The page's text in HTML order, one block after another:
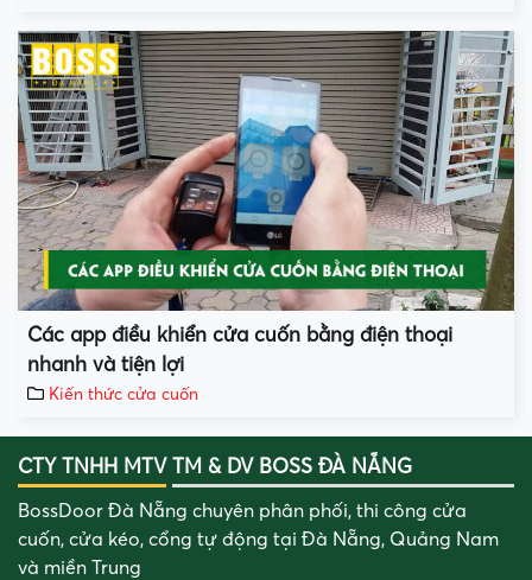
Các app điều khiển cửa cuốn bằng điện thoại
nhanh và tiện lợi
Kiến thức cửa cuốn
CTY TNHH MTV TM & DV BOSS ĐÀ NẴNG
BossDoor Đà Nẵng chuyên phân phối, thi công cửa
cuốn, cửa kéo, cổng tự động tại Đà Nẵng, Quảng Nam
và miền Trung